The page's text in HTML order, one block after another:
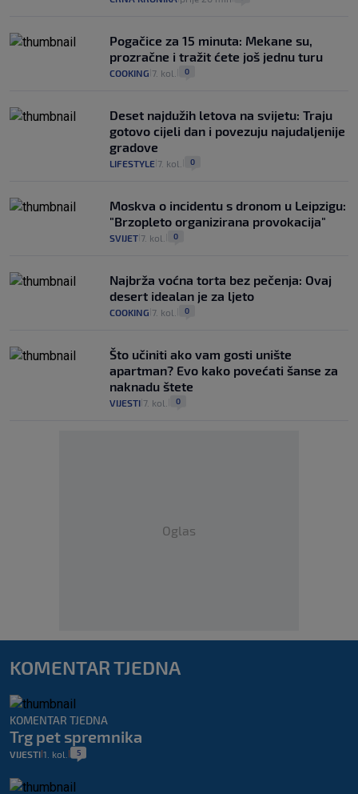
Pogačice za 15 minuta: Mekane su,
prozračne i tražit ćete još jednu turu
COOKING 7. kol. 0
Deset najdužih letova na svijetu: Traju
gotovo cijeli dan i povezuju najudaljenije
gradove
LIFESTYLE 7. kol. 0
Moskva o incidentu s dronom u Leipzigu:
"Brzopleto organizirana provokacija"
SVIJET 7. kol. 0
Najbrža voćna torta bez pečenja: Ovaj
desert idealan je za ljeto
COOKING 7. kol. 0
Što učiniti ako vam gosti unište
apartman? Evo kako povećati šanse za
naknadu štete
VIJESTI 7. kol. 0
Oglas
KOMENTAR TJEDNA
KOMENTAR TJEDNA
Trg pet spremnika
VIJESTI 1. kol. 5